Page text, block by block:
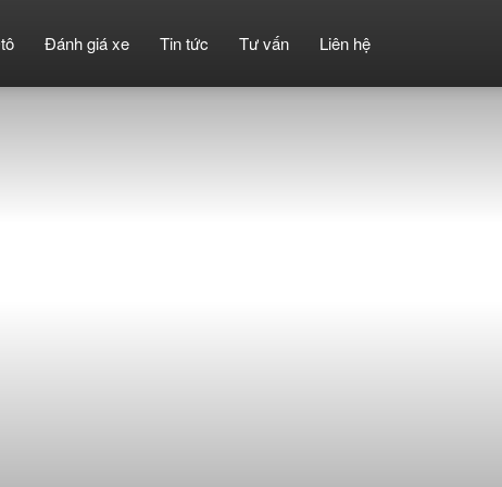
Đánh giá xe Tin tức Tư vấn Liên hệ